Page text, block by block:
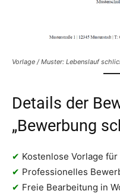
Vorlage / Muster: Lebenslauf
Details der
„Bewerbung
✔ Kostenlose Vorlage
✔ Professionelles
✔ Freie Bearbeitung in